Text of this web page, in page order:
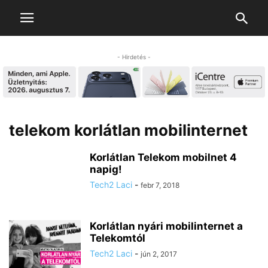
- Hirdetés -
telekom korlátlan mobilinternet
Korlátlan Telekom mobilnet 4
napig!
Tech2 Laci - febr 7, 2018
Korlátlan nyári mobilinternet a
Telekomtól
Tech2 Laci - jún 2, 2017